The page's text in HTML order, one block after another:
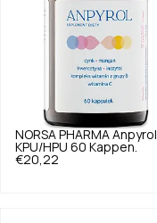
NORSA PHARMA Anpyrol
KPU/HPU 60 Kappen.
€20,22